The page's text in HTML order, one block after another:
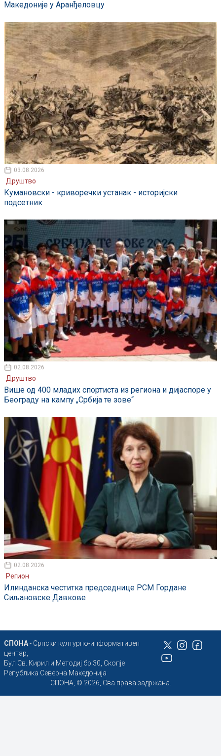
Македоније у Аранђеловцу
03.08.2026
Друштво
Кумановски - криворечки устанак - историјски
подсетник
02.08.2026
Друштво
Више од 400 младих спортиста из региона и дијаспоре у
Београду на кампу „Србија те зове“
02.08.2026
Регион
Илинданска честитка председнице РСМ Гордане
Сиљановске Давкове
СПОНА- Српски културно-информативен
центар,
Бул Св. Кирил и Методиј бр.30, Скопје
Република Северна Македонија
СПОНА, © 2026, Сва права задржана.